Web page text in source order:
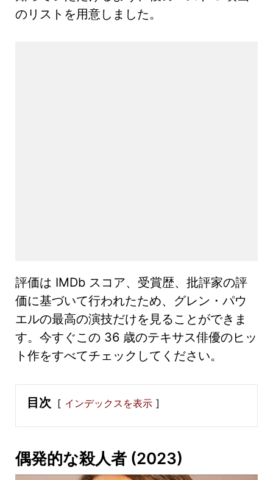
のリストを用意しました。
評価は IMDb スコア、受賞歴、批評家の評
価に基づいて行われたため、グレン・パウ
エルの最高の演技だけを見ることができま
す。今すぐこの 36 歳のテキサス俳優のヒッ
ト作をすべてチェックしてください。
目次 インデックスを表示
偶発的な殺人者 (2023)